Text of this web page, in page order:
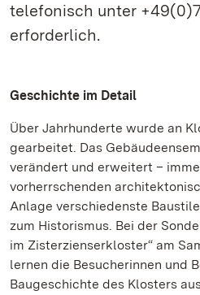
telefonisch unter
erforderlich.
Geschichte im Detail
Über Jahrhunderte wurde an
gearbeitet. Das
verändert und erweitert –
vorherrschenden
Anlage verschiedenste
zum Historismus. Bei der
im Zisterzienserkloster“ am
lernen die Besucherinnen und
Baugeschichte des Klosters